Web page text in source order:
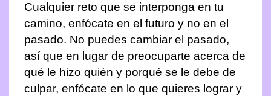
Cualquier reto que se interponga en tu
camino, enfócate en el futuro y no en el
pasado. No puedes cambiar el pasado,
así que en lugar de preocuparte acerca de
qué le hizo quién y porqué se le debe de
culpar, enfócate en lo que quieres lograr y